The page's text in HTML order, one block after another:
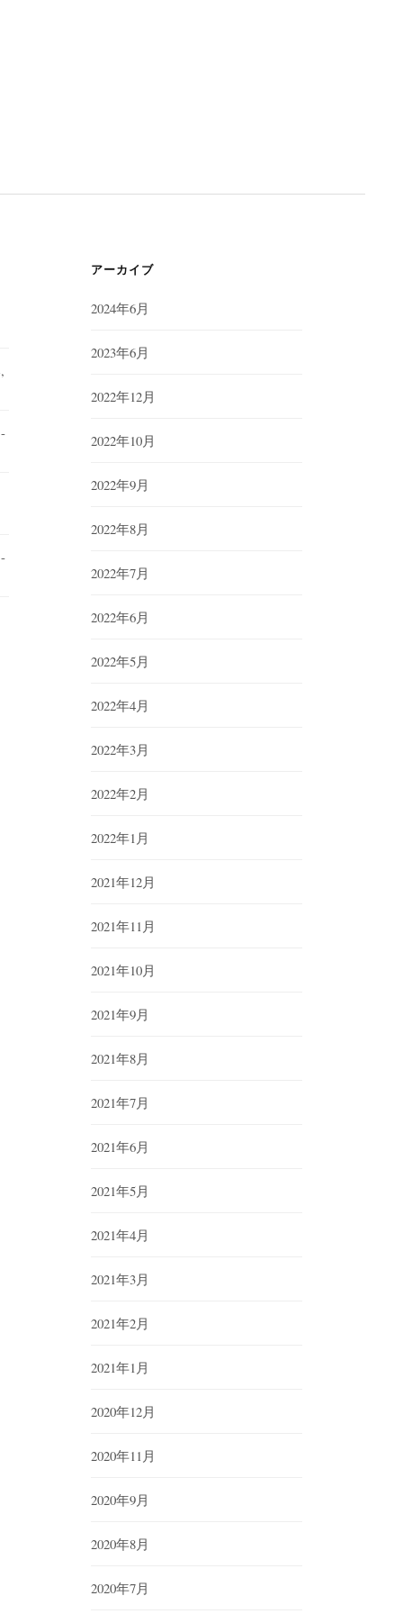
アーカイブ
2024年6月
2023年6月
2022年12月
2022年10月
2022年9月
2022年8月
2022年7月
2022年6月
2022年5月
2022年4月
2022年3月
2022年2月
2022年1月
2021年12月
2021年11月
2021年10月
2021年9月
2021年8月
2021年7月
2021年6月
2021年5月
2021年4月
2021年3月
2021年2月
2021年1月
2020年12月
2020年11月
2020年9月
2020年8月
2020年7月